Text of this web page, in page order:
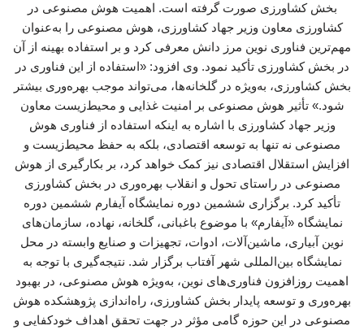
بخش کشاورزی صورت گرفته است. اهمیت هوش مصنوعی در
کشاورزی معاون وزیر جهاد کشاورزی، هوش مصنوعی را به‌عنوان
مهم‌ترین فناوری نوین مرز دانش معرفی کرد و بر استفاده بهینه از آن
در بخش کشاورزی تأکید نمود. وی افزود: «استفاده از این فناوری در
بخش کشاورزی، به‌ویژه در گلخانه‌ها، می‌تواند موجب بهره‌وری بیشتر
شود.» تأثیر هوش مصنوعی بر امنیت غذایی و محیط‌زیست معاون
وزیر جهاد کشاورزی با اشاره به اینکه استفاده از فناوری هوش
مصنوعی نه تنها به توسعه اقتصادی، بلکه به حفظ محیط‌زیست و
افزایش استقلال اقتصادی نیز کمک خواهد کرد، بر بکارگیری از هوش
مصنوعی در راستای تحول و انقلاب بهره‌وری در بخش کشاورزی
تأکید کرد. برگزاری ششمین دوره نمایشگاه آیفارم ششمین دوره
نمایشگاه «آیفارم» با موضوع باغبانی، گلخانه، نهاده، سازمان‌های
نوین آبیاری، ماشین‌آلات، ادوات، تجهیزات و صنایع وابسته در محل
نمایشگاه بین‌المللی شهر آفتاب برگزار شد. نتیجه‌گیری با توجه به
اهمیت روزافزون فناوری‌های نوین، به‌ویژه هوش مصنوعی، در بهبود
بهره‌وری و توسعه پایدار بخش کشاورزی، راه‌اندازی پژوهشکده هوش
مصنوعی در این حوزه گامی مؤثر در جهت تحقق اهداف خودکفایی و